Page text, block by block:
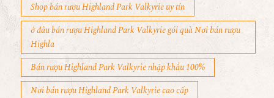
Shop bán rượu Highland Park Valkyrie uy tín
ở đâu bán rượu Highland Park Valkyrie gói quà Nơi bán rượu
Highla
Bán rượu Highland Park Valkyrie nhập khẩu 100%
Nơi bán rượu Highland Park Valkyrie cao cấp